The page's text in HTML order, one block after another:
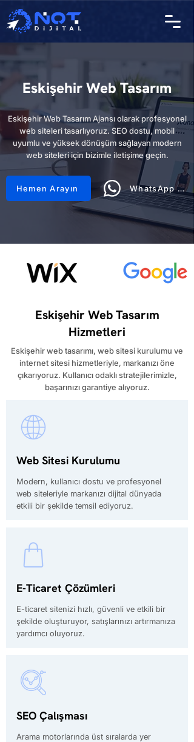
Eskişehir Web Tasarım
Eskişehir Web Tasarım Ajansı olarak profesyonel
web siteleri tasarlıyoruz. SEO dostu, mobil
uyumlu ve yüksek dönüşüm sağlayan modern
web siteleri için bizimle iletişime geçin.
Hemen Arayın WhatsApp Hattı
Eskişehir Web Tasarım
Hizmetleri
​Eskişehir web tasarımı, web sitesi kurulumu ve
internet sitesi hizmetleriyle, markanızı öne
çıkarıyoruz. Kullanıcı odaklı stratejilerimizle,
başarınızı garantiye alıyoruz.
Web Sitesi Kurulumu
Modern, kullanıcı dostu ve profesyonel
web siteleriyle markanızı dijital dünyada
etkili bir şekilde temsil ediyoruz.
E-Ticaret Çözümleri
E-ticaret sitenizi hızlı, güvenli ve etkili bir
şekilde oluşturuyor, satışlarınızı artırmanıza
yardımcı oluyoruz.
SEO Çalışması
Arama motorlarında üst sıralarda yer